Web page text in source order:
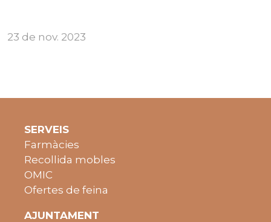
23 de nov. 2023
SERVEIS
Farmàcies
Recollida mobles
OMIC
Ofertes de feina
AJUNTAMENT